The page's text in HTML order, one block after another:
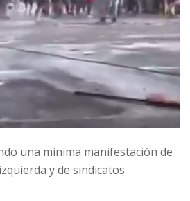
una mínima manifestación de
y de sindicatos